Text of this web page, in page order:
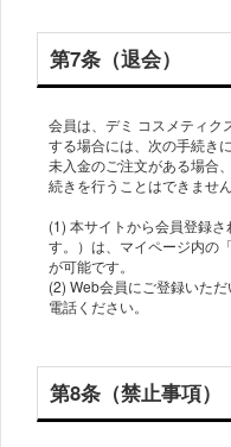
第7条（退会）
会員は、デミ コスメティク
する場合には、次の手続き
未入金のご注文がある場合
続きを行うことはできません
(1) 本サイトから会員登録
す。）は、マイページ内の
が可能です。
(2) Web会員にご登録いた
電話ください。
第8条（禁止事項）